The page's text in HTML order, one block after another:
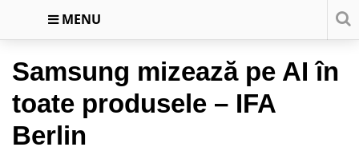
MENU
Samsung mizează pe AI în
toate produsele – IFA
Berlin